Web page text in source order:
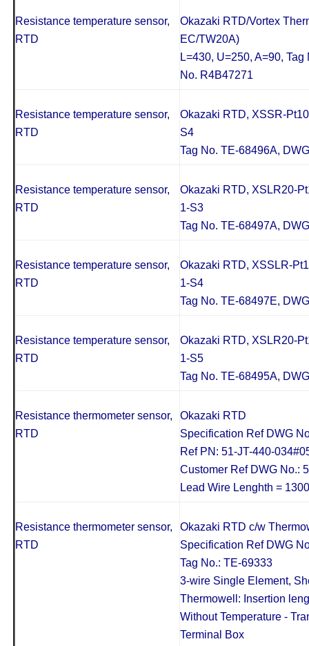
Resistance temperature sensor,
RTD
Okazaki RTD/Vortex
EC/TW20A)
L=430, U=250, A=90,
No. R4B47271
Resistance temperature sensor,
RTD
Okazaki RTD, XSSR-
S4
Tag No. TE-68496A,
Resistance temperature sensor,
RTD
Okazaki RTD, XSLR20-
1-S3
Tag No. TE-68497A,
Resistance temperature sensor,
RTD
Okazaki RTD, XSSLR-
1-S4
Tag No. TE-68497E,
Resistance temperature sensor,
RTD
Okazaki RTD, XSLR20-
1-S5
Tag No. TE-68495A,
Resistance thermometer sensor,
RTD
Okazaki RTD
Specification Ref DWG
Ref PN: 51-JT-440-
Customer Ref DWG No.:
Lead Wire Lenghth =
Resistance thermometer sensor,
RTD
Okazaki RTD c/w
Specification Ref DWG
Tag No.: TE-69333
3-wire Single Element,
Thermowell: Insertion
Without Temperature -
Terminal Box